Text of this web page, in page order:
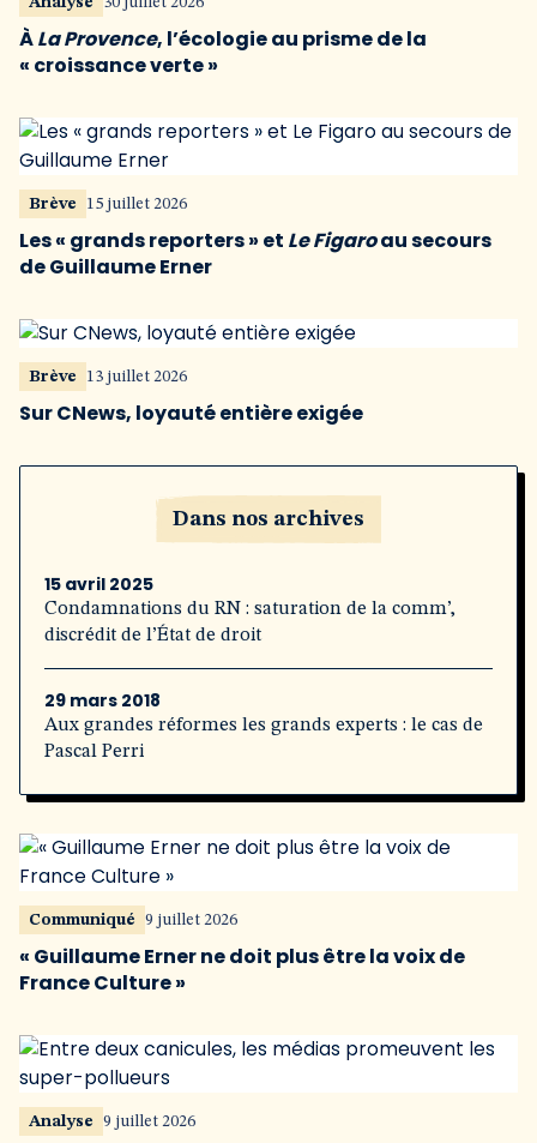
ÀLa Provence, l’écologie au prisme de la
« croissance verte »
Brève 15 juillet 2026
Les « grands reporters » et Le Figaroau secours
de Guillaume Erner
Brève 13 juillet 2026
Sur CNews, loyauté entière exigée
Dans nos archives
15 avril 2025
Condamnations du RN : saturation de la comm’,
discrédit de l’État de droit
29 mars 2018
Aux grandes réformes les grands experts : le cas de
Pascal Perri
Communiqué 9 juillet 2026
« Guillaume Erner ne doit plus être la voix de
France Culture »
Analyse 9 juillet 2026